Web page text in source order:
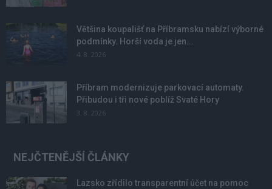
Většina koupališť na Příbramsku nabízí výborné
podmínky. Horší voda je jen...
4. 8. 2026
Příbram modernizuje parkovací automaty.
Přibudou i tři nové poblíž Svaté Hory
3. 8. 2026
NEJČTENĚJŠÍ ČLÁNKY
Lazsko zřídilo transparentní účet na pomoc